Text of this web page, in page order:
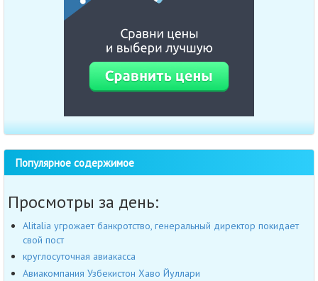
Популярное содержимое
Просмотры за день:
Alitalia угрожает банкротство, генеральный директор покидает
свой пост
круглосуточная авиакасса
Авиакомпания Узбекистон Хаво Йуллари